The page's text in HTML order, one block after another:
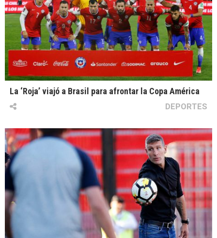
La ‘Roja’ viajó a Brasil para afrontar la Copa América
DEPORTES